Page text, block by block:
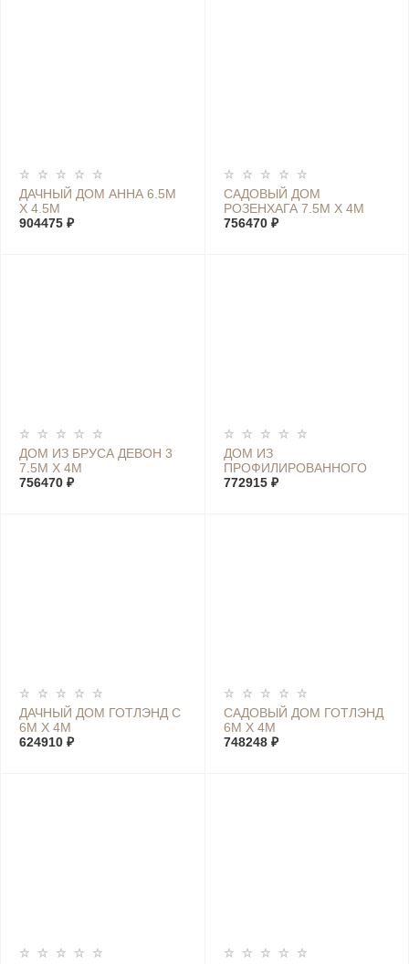
ДАЧНЫЙ ДОМ АННА 6.5М
Х 4.5М
904475 ₽
САДОВЫЙ ДОМ
РОЗЕНХАГА 7.5М Х 4М
756470 ₽
ДОМ ИЗ БРУСА ДЕВОН 3
7.5М Х 4М
756470 ₽
ДОМ ИЗ
ПРОФИЛИРОВАННОГО
БРУСА ШВЕЦИЯ XL 7М Х
772915 ₽
ДАЧНЫЙ ДОМ ГОТЛЭНД С
6М Х 4М
624910 ₽
САДОВЫЙ ДОМ ГОТЛЭНД
6М Х 4М
748248 ₽